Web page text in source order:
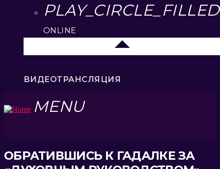
PLAY_CIRCLE_FILLED
ONLINE
ВИДЕОТРАНСЛЯЦИЯ
MENU
ОБРАТИВШИСЬ К ГАДАЛКЕ ЗА